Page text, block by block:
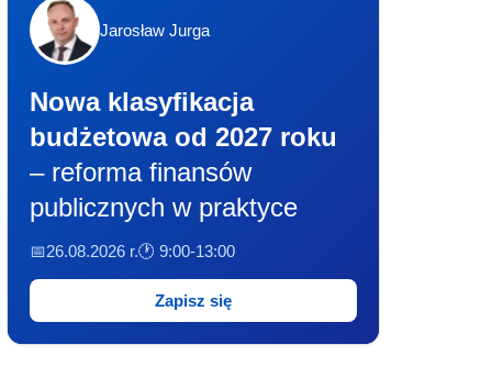
Jarosław Jurga
Nowa klasyfikacja
budżetowa od 2027 roku
– reforma finansów
publicznych w praktyce
📅26.08.2026 r.🕐 9:00-13:00
Zapisz się